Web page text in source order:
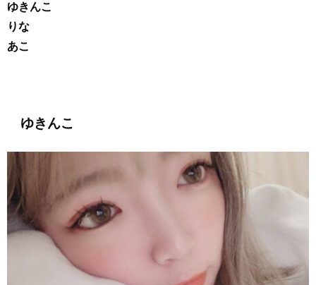
ゆきんこ
りな
あこ
ゆきんこ